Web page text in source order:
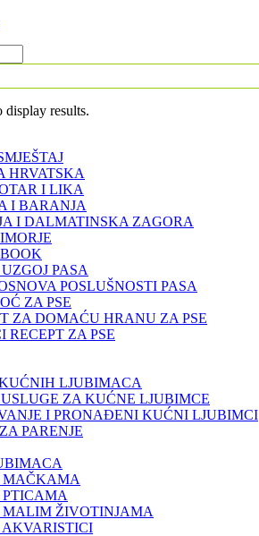
display results.
HRVATSKA
I LIKA
I BARANJA
I DALMATINSKA ZAGORA
PASA
POSLUŠNOSTI PASA
ZA PSE
ZA DOMAĆU HRANU ZA PSE
RECEPT ZA PSE
LJUBIMACA
ZA KUĆNE LJUBIMCE
I PRONAĐENI KUĆNI LJUBIMCI
PARENJE
MAČKAMA
PTICAMA
MALIM ŽIVOTINJAMA
AKVARISTICI